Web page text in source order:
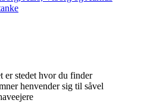
er stedet hvor du finder
henvender sig til såvel